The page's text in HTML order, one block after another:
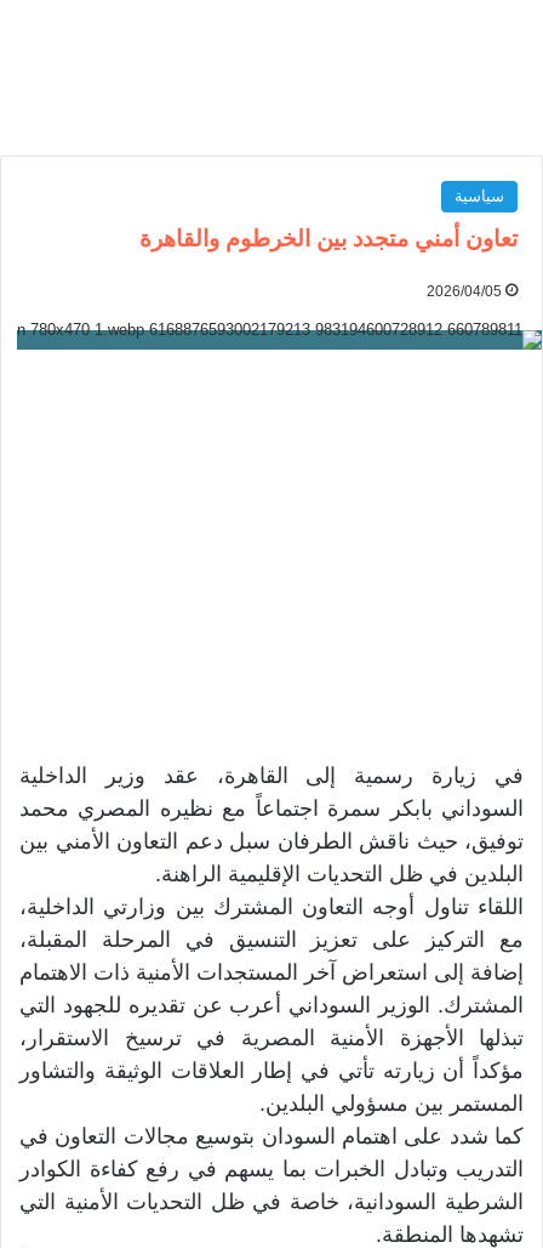
سياسية
تعاون أمني متجدد بين الخرطوم والقاهرة
2026/04/05
في زيارة رسمية إلى القاهرة، عقد وزير الداخلية
السوداني بابكر سمرة اجتماعاً مع نظيره المصري محمد
توفيق، حيث ناقش الطرفان سبل دعم التعاون الأمني بين
البلدين في ظل التحديات الإقليمية الراهنة.
اللقاء تناول أوجه التعاون المشترك بين وزارتي الداخلية،
مع التركيز على تعزيز التنسيق في المرحلة المقبلة،
إضافة إلى استعراض آخر المستجدات الأمنية ذات الاهتمام
المشترك. الوزير السوداني أعرب عن تقديره للجهود التي
تبذلها الأجهزة الأمنية المصرية في ترسيخ الاستقرار،
مؤكداً أن زيارته تأتي في إطار العلاقات الوثيقة والتشاور
المستمر بين مسؤولي البلدين.
كما شدد على اهتمام السودان بتوسيع مجالات التعاون في
التدريب وتبادل الخبرات بما يسهم في رفع كفاءة الكوادر
الشرطية السودانية، خاصة في ظل التحديات الأمنية التي
تشهدها المنطقة.